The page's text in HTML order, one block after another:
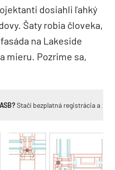
dosiahli ľahký
Šaty robia človeka,
na Lakeside
mieru. Pozrime sa,
Stačí bezplatná registrácia a